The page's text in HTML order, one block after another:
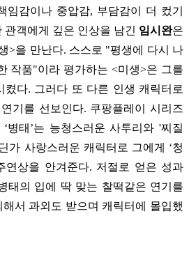
임감이나 중압감, 부담감이 더 컸기
객에게 깊은 인상을 남긴 임시완은
>을 만난다. 스스로 "평생에 다시 나
작품"이라 평가하는 <미생>은 그를
켰다. 그러다 또 다른 인생 캐릭터로
기를 선보인다. 쿠팡플레이 시리즈
병태’는 능청스러운 사투리와 '찌질
가 사랑스러운 캐릭터로 그에게 ‘청
연상을 안겨준다. 저절로 얻은 성과
태의 입에 딱 맞는 찰떡같은 연기를
서 과외도 받으며 캐릭터에 몰입했